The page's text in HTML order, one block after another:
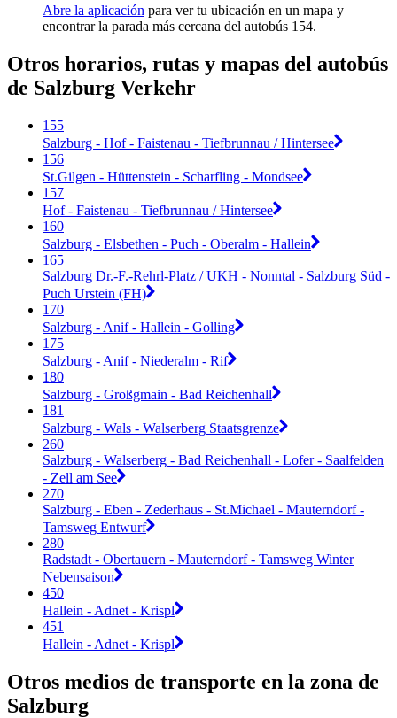
Abre la aplicación para ver tu ubicación en un mapa y
encontrar la parada más cercana del autobús 154.
Otros horarios, rutas y mapas del autobús
de Salzburg Verkehr
155
Salzburg - Hof - Faistenau - Tiefbrunnau / Hintersee
156
St.Gilgen - Hüttenstein - Scharfling - Mondsee
157
Hof - Faistenau - Tiefbrunnau / Hintersee
160
Salzburg - Elsbethen - Puch - Oberalm - Hallein
165
Salzburg Dr.-F.-Rehrl-Platz / UKH - Nonntal - Salzburg Süd -
Puch Urstein (FH)
170
Salzburg - Anif - Hallein - Golling
175
Salzburg - Anif - Niederalm - Rif
180
Salzburg - Großgmain - Bad Reichenhall
181
Salzburg - Wals - Walserberg Staatsgrenze
260
Salzburg - Walserberg - Bad Reichenhall - Lofer - Saalfelden
- Zell am See
270
Salzburg - Eben - Zederhaus - St.Michael - Mauterndorf -
Tamsweg Entwurf
280
Radstadt - Obertauern - Mauterndorf - Tamsweg Winter
Nebensaison
450
Hallein - Adnet - Krispl
451
Hallein - Adnet - Krispl
Otros medios de transporte en la zona de
Salzburg